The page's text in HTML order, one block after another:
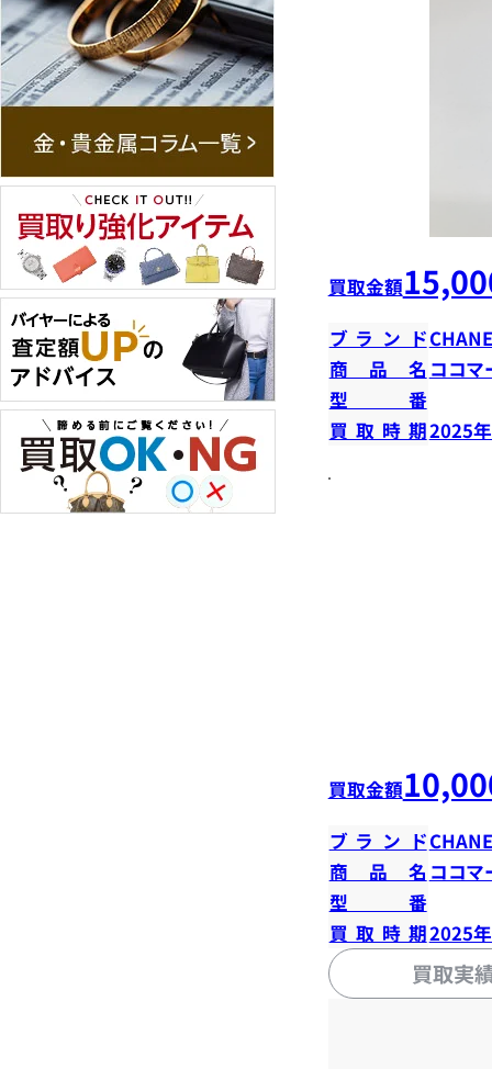
買取金額
ブランド
商品名 ココマ
型番
買取時期2025
買取金額
ブランド
商品名 ココマ
型番
買取時期2025
買取実